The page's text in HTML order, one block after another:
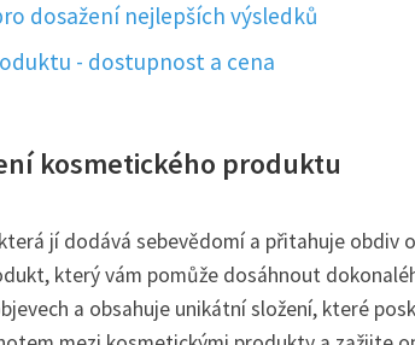
dosažení nejlepších výsledků
- dostupnost a cena
kosmetického produktu
jí dodává sebevědomí a přitahuje obdiv
který vám pomůže dosáhnout
a obsahuje unikátní složení, které